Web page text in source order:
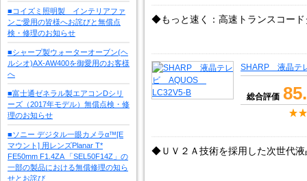
■コイズミ照明製 インテリアファ
ンご愛用の皆様へお詫びと無償点
検・修理のお知らせ
■シャープ製ウォーターオーブン(ヘ
ルシオ)AX-AW400を御愛用のお客様
へ
■富士通ゼネラル製エアコンDシリ
ーズ（2017年モデル）無償点検・修
理のお知らせ
■ソニー デジタル一眼カメラα™[E
マウント] 用レンズPlanar T*
FE50mm F1.4ZA 「SEL50F14Z」の
一部の製品における無償修理の知ら
せとお詫び
◆もっと速く：高速トランスコード
SHARP 液晶テ
総合評価
◆ＵＶ２Ａ技術を採用した次世代液